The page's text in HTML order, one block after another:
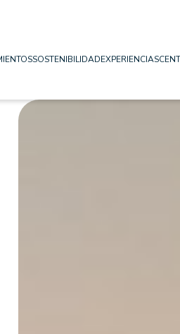
SOSTENIBILIDADEXPERIENCIAS